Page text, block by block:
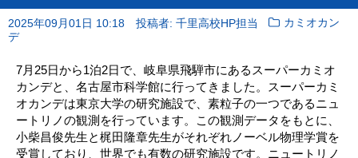
2025年09月01日 10:18 投稿者: 千里高校HP担当
カミオカン
デ
7月25日から1泊2日で、岐阜県飛騨市にあるスーパーカミオ
カンデと、名古屋市科学館に行ってきました。スーパーカミ
オカンデは東京大学の研究施設で、素粒子の一つであるニュ
ートリノの観測を行っています。この観測データをもとに、
小柴昌俊先生と梶田隆章先生がそれぞれノーベル物理学賞を
受賞しており、世界でも有数の研究施設です。ニュートリノ